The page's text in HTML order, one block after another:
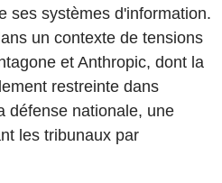
ses systèmes d'information.
un contexte de tensions
et Anthropic, dont la
restreinte dans
défense nationale, une
les tribunaux par